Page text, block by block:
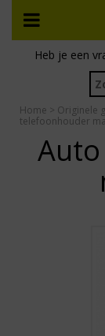
Heb je een
Home > Originele
telefoonhouder